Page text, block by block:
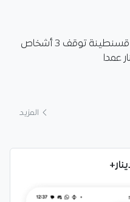
فيديو.. شرطة قسنطينة توقف 3 أشخاص
عمدا
المزيد